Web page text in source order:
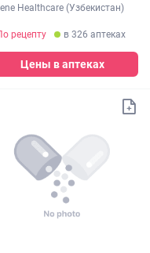
Healthcare (Узбекистан)
рецепту в 326 аптеках
Цены в аптеках